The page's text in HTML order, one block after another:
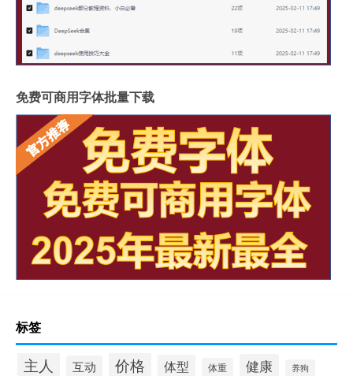
免费可商用字体批量下载
标签
主人 互动 价格 体型 体重 健康 养狗